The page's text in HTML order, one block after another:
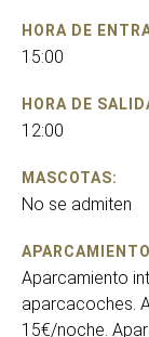
HORA DE
15:00
HORA DE
12:00
MASCOTAS:
No se admiten
Aparcamiento
aparcacoches.
15€/noche.